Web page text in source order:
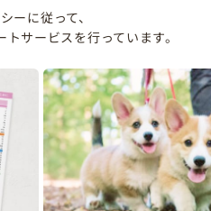
ーに従って、
サービスを行っています。